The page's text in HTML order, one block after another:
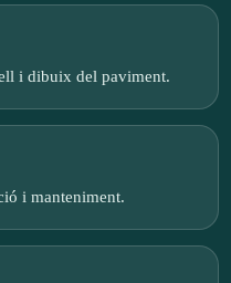
i dibuix del paviment.
i manteniment.